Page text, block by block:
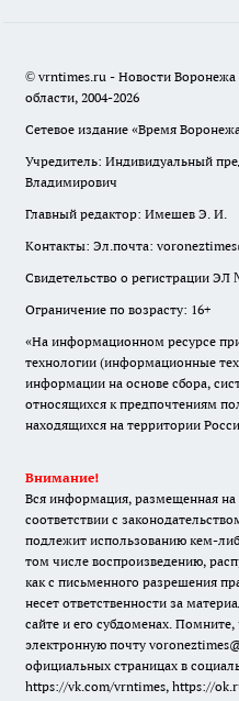
© vrntimes.ru - Новости
области, 2004-2026
Сетевое издание «Время
Учредитель: Индивидуальный
Владимирович
Главный редактор: Имешев Э. И.
Контакты: Эл.почта:
Свидетельство о регистрации ЭЛ
Ограничение по возрасту: 16+
«На информационном ресурсе
технологии (информационные
информации на основе сбора,
относящихся к предпочтениям
находящихся на территории
Внимание!
Вся информация, размещенная на
соответствии с
подлежит использованию кем-
том числе воспроизведению,
как с письменного разрешения
несет ответственности за
сайте и его субдоменах.
электронную почту
официальных страницах в
https://vk.com/vrntimes, https://